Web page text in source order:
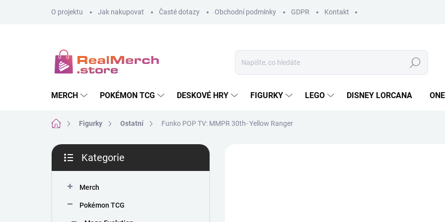
O projektu Jak nakupovat Časté dotazy Obchodní podmínky GDPR Kontakt
Hledat
MERCH POKÉMON TCG DESKOVÉ HRY FIGURKY LEGO DISNEY LORCANA
Domů Figurky Ostatní Funko POP TV: MMPR 30th- Yellow Ranger
P
s
kategorie
Kategorie
Merch
Pokémon TCG